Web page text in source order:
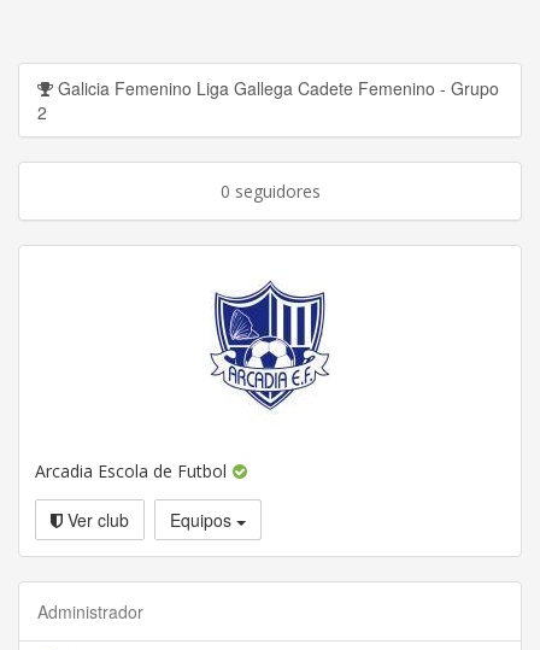
Galicia Femenino Liga Gallega Cadete Femenino - Grupo
2
0 seguidores
Arcadia Escola de Futbol
Ver club Equipos
Administrador